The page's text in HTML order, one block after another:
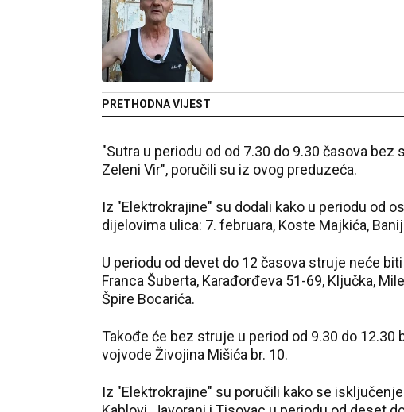
PRETHODNA VIJEST
"Sutra u periodu od od 7.30 do 9.30 časova
Zeleni Vir", poručili su iz ovog preduzeća.
Iz "Elektrokrajine" su dodali kako u periodu od
dijelovima ulica: 7. februara, Koste Majkića,
U periodu od devet do 12 časova struje neće
Franca Šuberta, Karađorđeva 51-69, Ključka,
Špire Bocarića.
Takođe će bez struje u period od 9.30 do 12.30
vojvode Živojina Mišića br. 10.
Iz "Elektrokrajine" su poručili kako se